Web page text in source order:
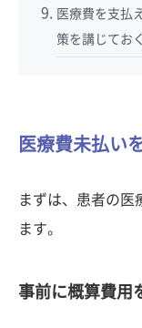
医療費を支払
策を講じてお
医療費未払い
まずは、患者の医
ます。
事前に概算費用